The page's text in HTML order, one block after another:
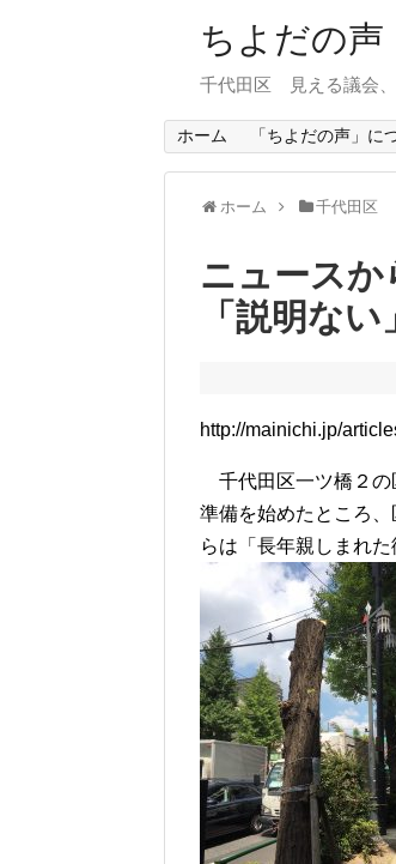
ちよだの声
千代田区 見える議会
ホーム 「ちよだの声」に
ホーム 千代田区
ニュース
「説明な
http://mainichi.jp/
千代田区一ツ橋２の
準備を始めたところ
らは「長年親しまれ